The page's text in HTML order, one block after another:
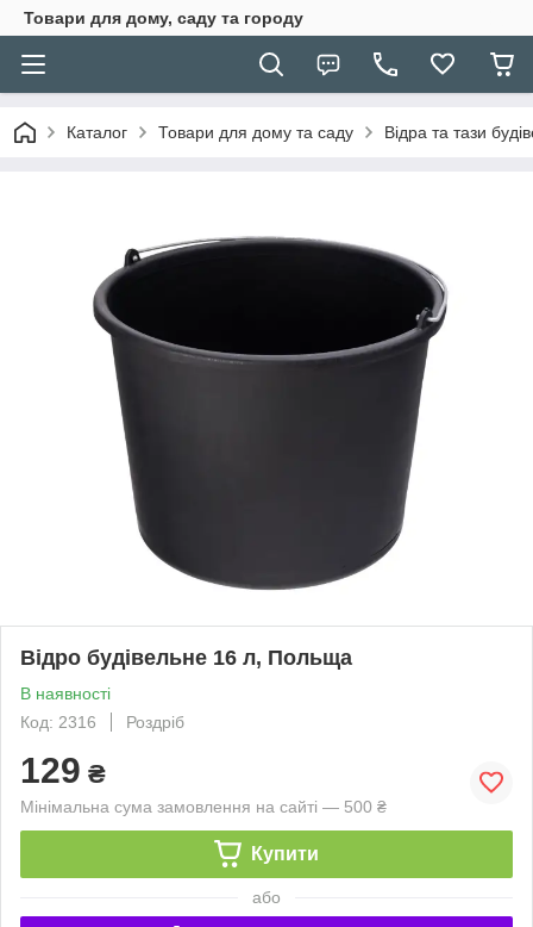
Товари для дому, саду та городу
Каталог Товари для дому та саду Відра та тази
Відро будівельне 16 л, Польща
В наявності
Код: 2316
Роздріб
129 ₴
Мінімальна сума замовлення на сайті — 500 ₴
Купити
або